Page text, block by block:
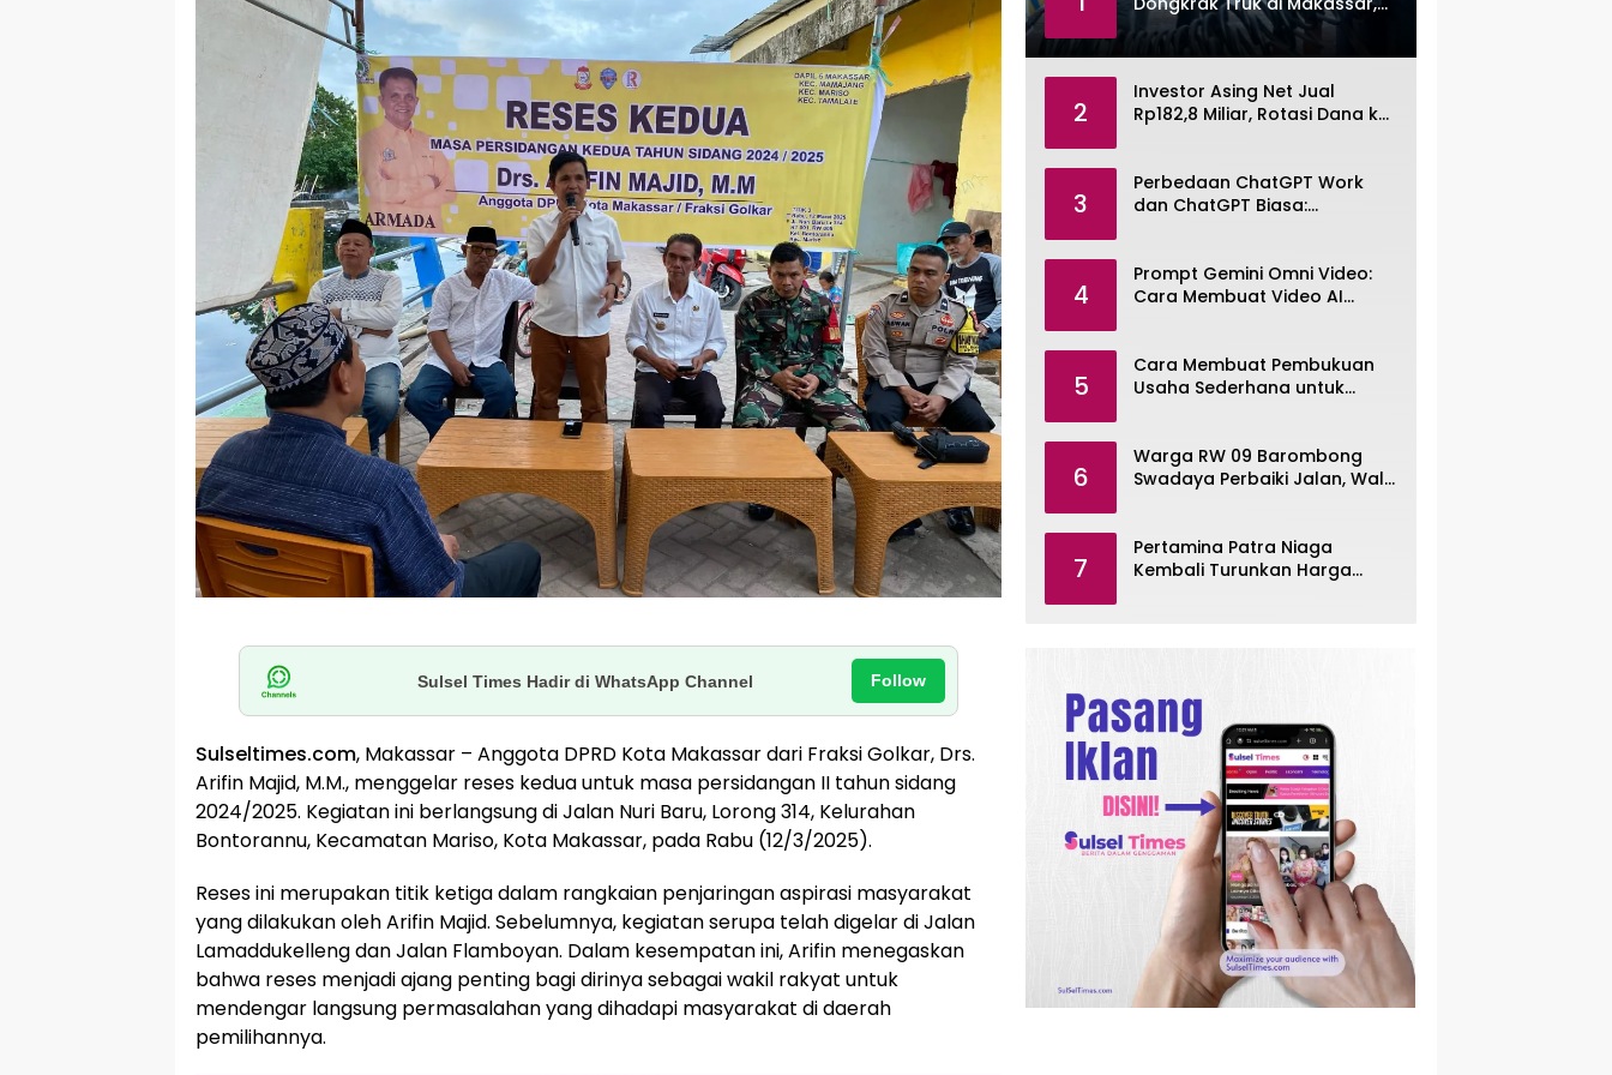
Sulsel Times Hadir di WhatsApp Channel Follow
Sulseltimes.com, Makassar – Anggota DPRD Kota Makassar dari Fraksi Golkar, Drs.
Arifin Majid, M.M., menggelar reses kedua untuk masa persidangan II tahun sidang
2024/2025. Kegiatan ini berlangsung di Jalan Nuri Baru, Lorong 314, Kelurahan
Bontorannu, Kecamatan Mariso, Kota Makassar, pada Rabu (12/3/2025).
Reses ini merupakan titik ketiga dalam rangkaian penjaringan aspirasi masyarakat
yang dilakukan oleh Arifin Majid. Sebelumnya, kegiatan serupa telah digelar di Jalan
Lamaddukelleng dan Jalan Flamboyan. Dalam kesempatan ini, Arifin menegaskan
bahwa reses menjadi ajang penting bagi dirinya sebagai wakil rakyat untuk
mendengar langsung permasalahan yang dihadapi masyarakat di daerah
pemilihannya.
Pemuda Dibekuk Polisi
2
Investor Asing Net Jual
Rp182,8 Miliar, Rotasi Dana ke
3
Perbedaan ChatGPT Work
dan ChatGPT Biasa:
4
Prompt Gemini Omni Video:
Cara Membuat Video AI
5
Cara Membuat Pembukuan
Usaha Sederhana untuk
6
Warga RW 09 Barombong
Swadaya Perbaiki Jalan, Wali
7
Pertamina Patra Niaga
Kembali Turunkan Harga